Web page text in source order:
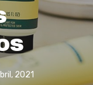
2021